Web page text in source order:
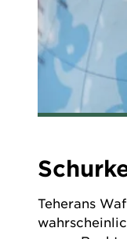
Teherans